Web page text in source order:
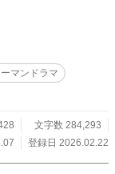
マンドラマ
文字数 284,293
登録日 2026.02.22